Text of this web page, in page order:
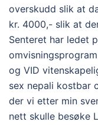
overskudd slik at
kr. 4000,- slik at
Senteret har ledet
og VID
sex nepali kostbar
der vi etter min
nett skulle besøke